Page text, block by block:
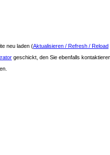
neu laden (Aktualisieren / Refresh / Reload
geschickt, den Sie ebenfalls